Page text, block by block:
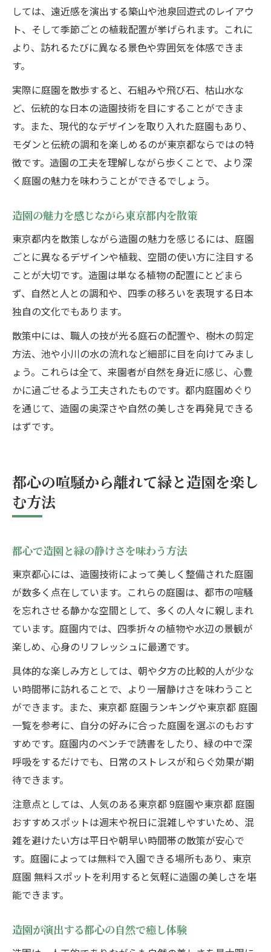
しては、遠近感を演出する築山や池泉回遊式のレイアウ
ト、そして季節ごとの植栽配置が挙げられます。これに
より、訪れるたびに異なる景色や雰囲気を体感できま
す。
実際に庭園を散歩すると、石組みや飛び石、枯山水な
ど、伝統的な日本の造園技術を目にすることができま
す。また、現代的なデザインを取り入れた庭園もあり、
モダンと伝統の調和を楽しめるのが東京都ならではの特
徴です。造園の工夫を理解しながら歩くことで、より深
く庭園の魅力を味わうことができるでしょう。
造園の魅力を感じながら東京都内を散策
東京都内を散策しながら造園の魅力を感じるには、庭園
ごとに異なるデザインや植栽、空間の使い方に注目する
ことが大切です。造園は単なる植物の配置にとどまら
ず、自然と人との調和や、四季の移ろいを表現する日本
独自の文化でもあります。
散策中には、職人の技が光る庭石の配置や、樹木の剪定
方法、池や小川の水の流れなど細部に目を向けてみまし
ょう。これらは全て、来園者が自然を身近に感じ、心豊
かに過ごせるよう工夫されたものです。都内庭園めぐり
を通じて、造園の奥深さや自然の美しさを再発見できる
はずです。
都心の喧騒から離れて緑と造園を楽し
む方法
都心で造園と緑の静けさを味わう方法
東京都心には、造園技術によって美しく整備された庭園
が数多く点在しています。これらの庭園は、都市の喧騒
を忘れさせる静かな空間として、多くの人々に親しまれ
ています。庭園内では、四季折々の植物や水辺の景観が
楽しめ、心身のリフレッシュに最適です。
具体的な楽しみ方としては、朝や夕方の比較的人が少な
い時間帯に訪れることで、より一層静けさを味わうこと
ができます。また、東京都 庭園ランキングや東京都 庭園
一覧を参考に、自分の好みに合った庭園を選ぶのもおす
すめです。庭園内のベンチで読書をしたり、緑の中で深
呼吸をするだけでも、日常のストレスが和らぐ効果が期
待できます。
注意点としては、人気のある東京都 9庭園や東京都 庭園
おすすめスポットは週末や祝日に混雑しやすいため、混
雑を避けたい方は平日や朝早い時間帯の散策が安心で
す。庭園によっては無料で入園できる場所もあり、東京
庭園 無料スポットを利用すると気軽に造園の美しさを堪
能できます。
造園が演出する都心の自然で癒し体験